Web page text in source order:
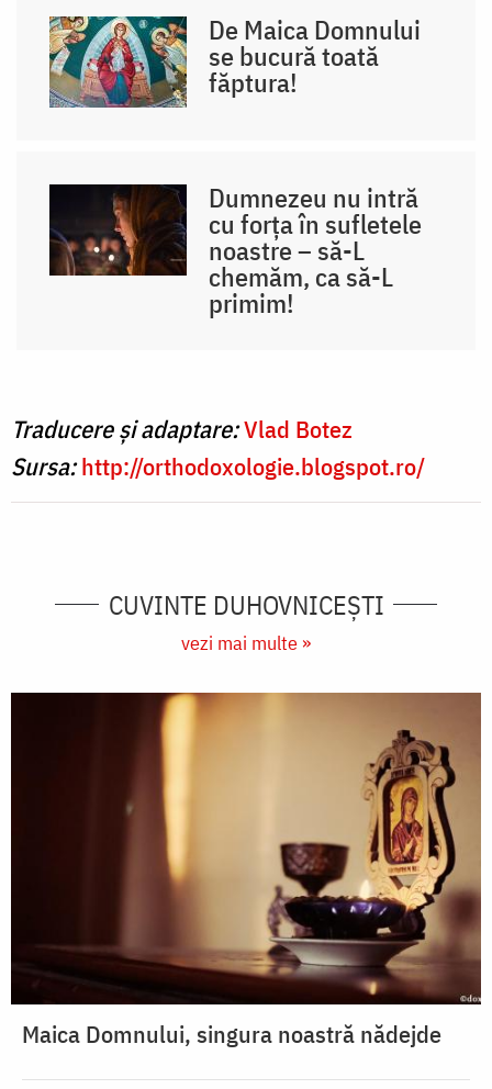
De Maica Domnului
se bucură toată
făptura!
Dumnezeu nu intră
cu forța în sufletele
noastre – să-L
chemăm, ca să-L
primim!
Traducere și adaptare:Vlad Botez
Sursa:http://orthodoxologie.blogspot.ro/
CUVINTE DUHOVNICEȘTI
vezi mai multe »
Maica Domnului, singura noastră nădejde